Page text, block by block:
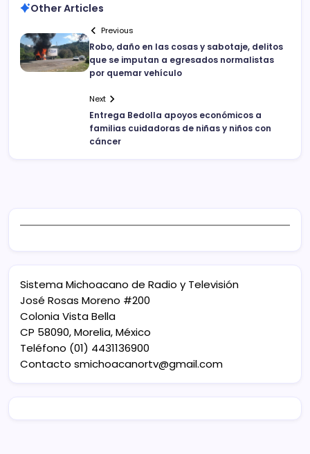
Other Articles
Previous
Robo, daño en las cosas y sabotaje, delitos
que se imputan a egresados normalistas
por quemar vehículo
Next
Entrega Bedolla apoyos económicos a
familias cuidadoras de niñas y niños con
cáncer
Sistema Michoacano de Radio y Televisión
José Rosas Moreno #200
Colonia Vista Bella
CP 58090, Morelia, México
Teléfono (01) 4431136900
Contacto smichoacanortv@gmail.com